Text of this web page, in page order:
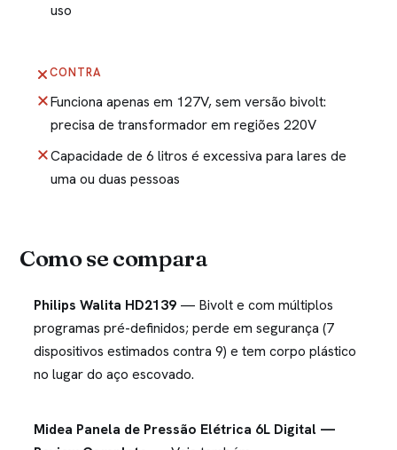
uso
CONTRA
Funciona apenas em 127V, sem versão bivolt:
precisa de transformador em regiões 220V
Capacidade de 6 litros é excessiva para lares de
uma ou duas pessoas
Como se compara
Philips Walita HD2139 — Bivolt e com múltiplos
programas pré-definidos; perde em segurança (7
dispositivos estimados contra 9) e tem corpo plástico
no lugar do aço escovado.
Midea Panela de Pressão Elétrica 6L Digital —